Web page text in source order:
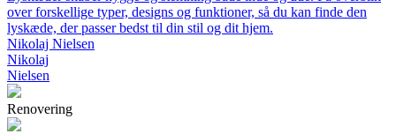
over forskellige typer, designs og funktioner, så du kan finde den
lyskæde, der passer bedst til din stil og dit hjem.
Nikolaj Nielsen
Nikolaj
Nielsen
Renovering